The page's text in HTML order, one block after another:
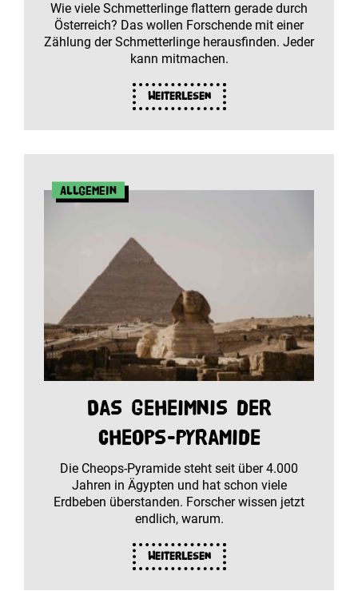
Wie viele Schmetterlinge flattern gerade durch
Österreich? Das wollen Forschende mit einer
Zählung der Schmetterlinge herausfinden. Jeder
kann mitmachen.
Weiterlesen
Allgemein
Das Geheimnis der
Cheops-Pyramide
Die Cheops-Pyramide steht seit über 4.000
Jahren in Ägypten und hat schon viele
Erdbeben überstanden. Forscher wissen jetzt
endlich, warum.
Weiterlesen